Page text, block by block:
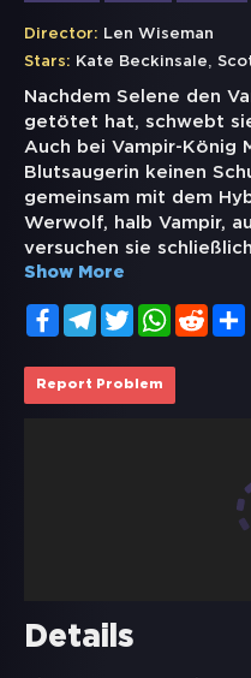
Director: Len Wiseman
Stars: Kate Beckinsale,
Nachdem Selene den
getötet hat, schwebt
Auch bei Vampir-König
Blutsaugerin keinen
gemeinsam mit dem
Werwolf, halb Vampir,
versuchen sie schließlich
Show More
FacebookTelegramTwitterWhatsApp
Report Problem
Details